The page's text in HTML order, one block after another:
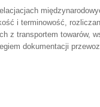
i terminowość,
z transportem towarów,
dokumentacji